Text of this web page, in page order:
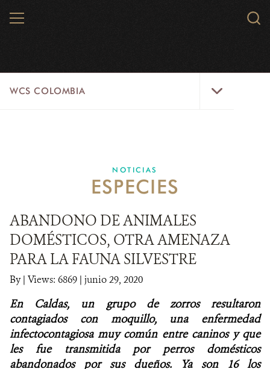
MENU
WCS COLOMBIA
EJES ESTRATÉGICOS
LÍNEAS DE ACCIÓN
MICROSITIOS
WCS VISUAL
PUBLICACIONES
NOTICIAS
ESPECIES
ABANDONO DE ANIMALES
DOMÉSTICOS, OTRA AMENAZA
PARA LA FAUNA SILVESTRE
By| Views: 6869 | junio 29, 2020
En Caldas, un grupo de zorros resultaron
contagiados con moquillo, una enfermedad
infectocontagiosa muy común entre caninos y que
les fue transmitida por perros domésticos
abandonados por sus dueños. Ya son 16 los